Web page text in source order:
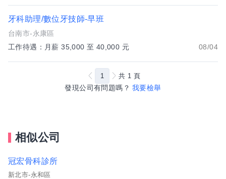
牙科助理/數位牙技師-早班
台南市-永康區
工作待遇：月薪 35,000 至 40,000 元
08/04
發現公司有問題嗎？ 我要檢舉
1 共 1 頁
相似公司
冠宏骨科診所
新北市-永和區